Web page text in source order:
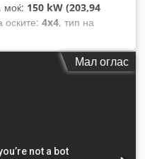
, моќ: 150 kW (203,94
оските: 4x4, тип на
Мал оглас